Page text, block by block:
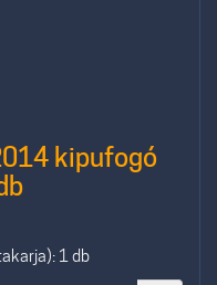
kipufogó
1 db